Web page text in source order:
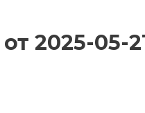
2025-05-